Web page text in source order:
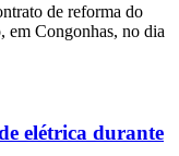
de reforma do
em Congonhas, no dia
elétrica durante